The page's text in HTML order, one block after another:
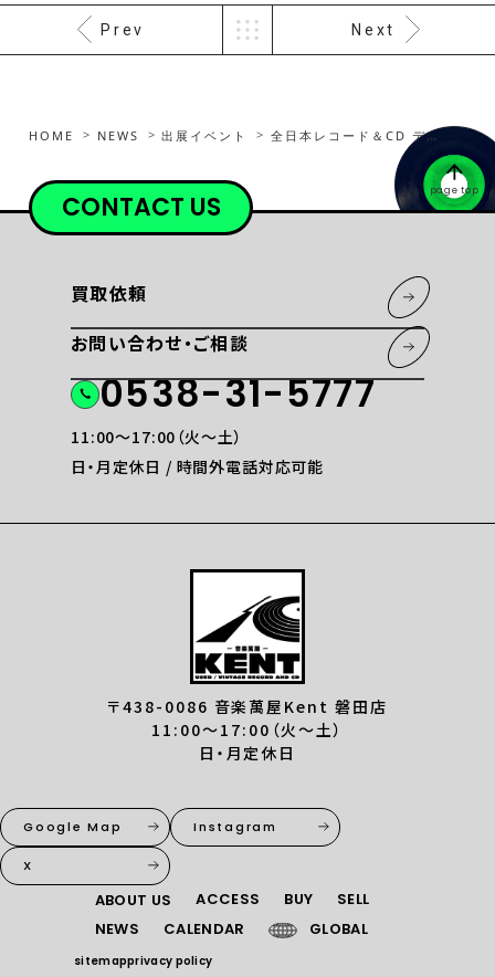
Prev Next
HOME NEWS 出展イベント 全日本レコード＆CD ディスクカーニバル 2026 IN 浜松
page top
CONTACT US
買取依頼
お問い合わせ・ご相談
0538-31-5777
11:00〜17:00（火〜土）
日・月定休日 / 時間外電話対応可能
〒438-0086 音楽萬屋Kent 磐田店
11:00〜17:00（火〜土）
日・月定休日
Google Map Instagram
X
ABOUT US ACCESS BUY
SELL
NEWS
CALENDAR GLOBAL
sitemapprivacy policy